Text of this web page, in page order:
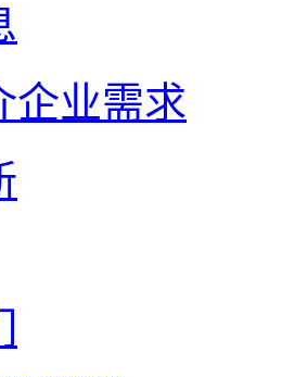
企业需求